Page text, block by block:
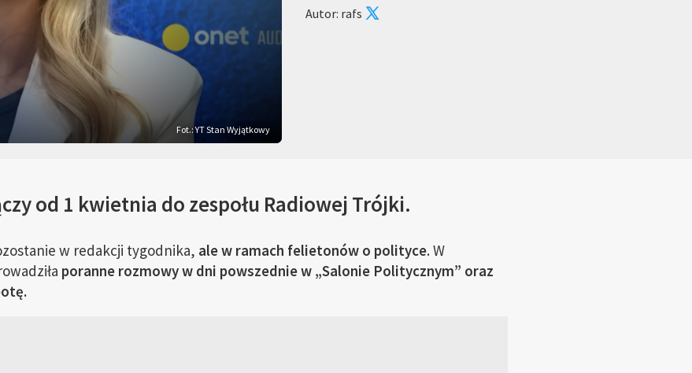
Autor: rafs
Fot.: YT Stan Wyjątkowy
od 1 kwietnia do zespołu Radiowej Trójki.
w redakcji tygodnika, ale w ramach felietonów o polityce. W
poranne rozmowy w dni powszednie w „Salonie Politycznym” oraz